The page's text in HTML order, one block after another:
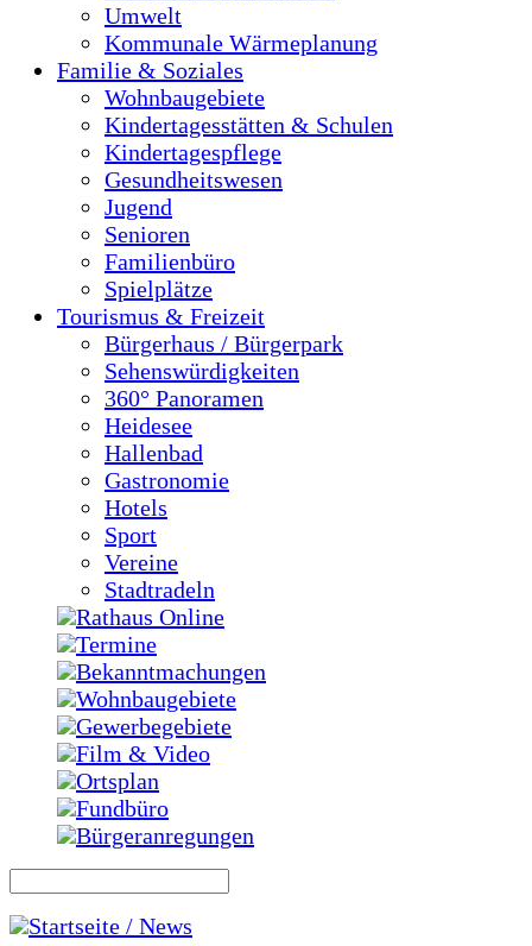
Umwelt
Kommunale Wärmeplanung
Familie & Soziales
Wohnbaugebiete
Kindertagesstätten & Schulen
Kindertagespflege
Gesundheitswesen
Jugend
Senioren
Familienbüro
Spielplätze
Tourismus & Freizeit
Bürgerhaus / Bürgerpark
Sehenswürdigkeiten
360° Panoramen
Heidesee
Hallenbad
Gastronomie
Hotels
Sport
Vereine
Stadtradeln
Rathaus Online
Termine
Bekanntmachungen
Wohnbaugebiete
Gewerbegebiete
Film & Video
Ortsplan
Fundbüro
Bürgeranregungen
Startseite / News